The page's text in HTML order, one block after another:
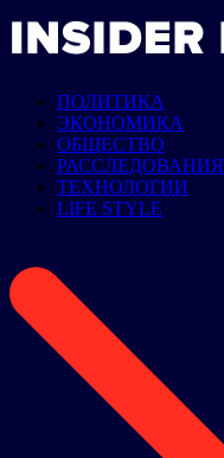
ПОЛИТИКА
ЭКОНОМИКА
ОБЩЕСТВО
РАССЛЕДОВАНИЯ
ТЕХНОЛОГИИ
LIFE STYLE